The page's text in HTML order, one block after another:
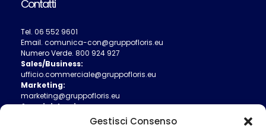
Gestisci Consenso
Contatti
Tel. 06 552 9601
Email. comunica-con@gruppofloris.eu
Numero Verde. 800 924 927
Sales/Business:
ufficio.commerciale@gruppofloris.eu
Marketing:
marketing@gruppofloris.eu
Amministrazione:
ufficio.amministrativo@gruppofloris.eu